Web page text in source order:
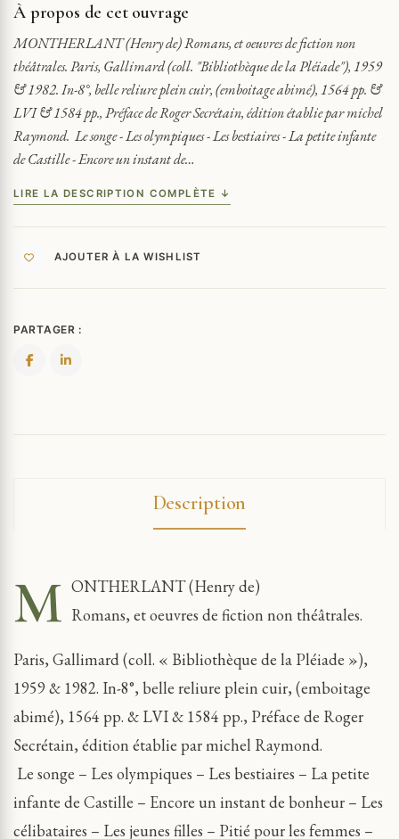
ROMANS
GALLIMARD
BIBLIOTHÈQUE
DE
LA
PLÉIADE
À propos de cet ouvrage
MONTHERLANT (Henry de) Romans, et oeuvres de fiction non
théâtrales. Paris, Gallimard (coll. "Bibliothèque de la Pléiade"), 1959
& 1982. In-8°, belle reliure plein cuir, (emboitage abimé), 1564 pp. &
LVI & 1584 pp., Préface de Roger Secrétain, édition établie par michel
Raymond. Le songe - Les olympiques - Les bestiaires - La petite infante
de Castille - Encore un instant de…
LIRE LA DESCRIPTION COMPLÈTE ↓
AJOUTER À LA WISHLIST
PARTAGER :
Description
M ONTHERLANT (Henry de)
Romans, et oeuvres de fiction non théâtrales.
Paris, Gallimard (coll. « Bibliothèque de la Pléiade »),
1959 & 1982. In-8°, belle reliure plein cuir, (emboitage
abimé), 1564 pp. & LVI & 1584 pp., Préface de Roger
Secrétain, édition établie par michel Raymond.
Le songe – Les olympiques – Les bestiaires – La petite
infante de Castille – Encore un instant de bonheur – Les
célibataires – Les jeunes filles – Pitié pour les femmes –